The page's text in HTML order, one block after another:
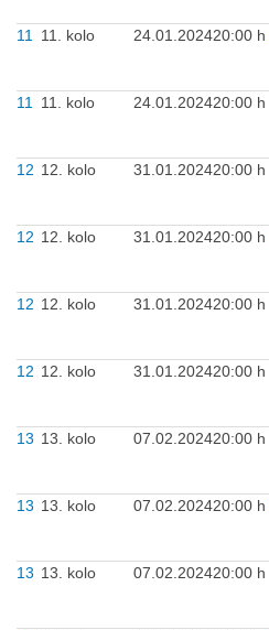
11
11. kolo 24.01.202420:00 h
11
11. kolo 24.01.202420:00 h
12 12. kolo 31.01.202420:00 h
12 12. kolo 31.01.202420:00 h
12 12. kolo 31.01.202420:00 h
12 12. kolo 31.01.202420:00 h
13 13. kolo 07.02.202420:00 h
13 13. kolo 07.02.202420:00 h
13 13. kolo 07.02.202420:00 h